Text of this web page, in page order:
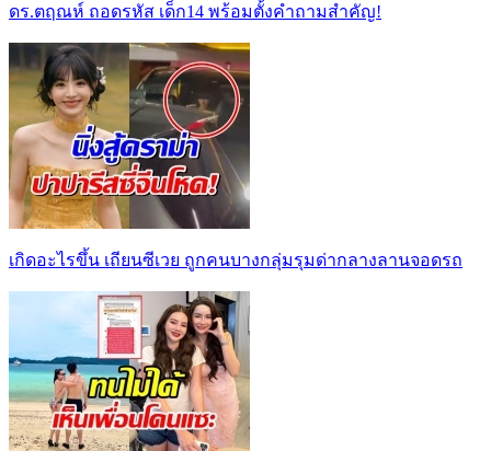
ดร.ตฤณห์ ถอดรหัส เด็ก14 พร้อมตั้งคำถามสำคัญ!
เกิดอะไรขึ้น เถียนซีเวย ถูกคนบางกลุ่มรุมด่ากลางลานจอดรถ